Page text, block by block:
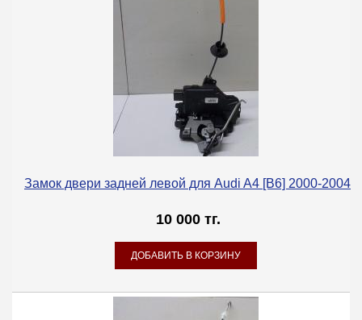
Замок двери задней левой для Audi A4 [B6] 2000-2004
10 000 тг.